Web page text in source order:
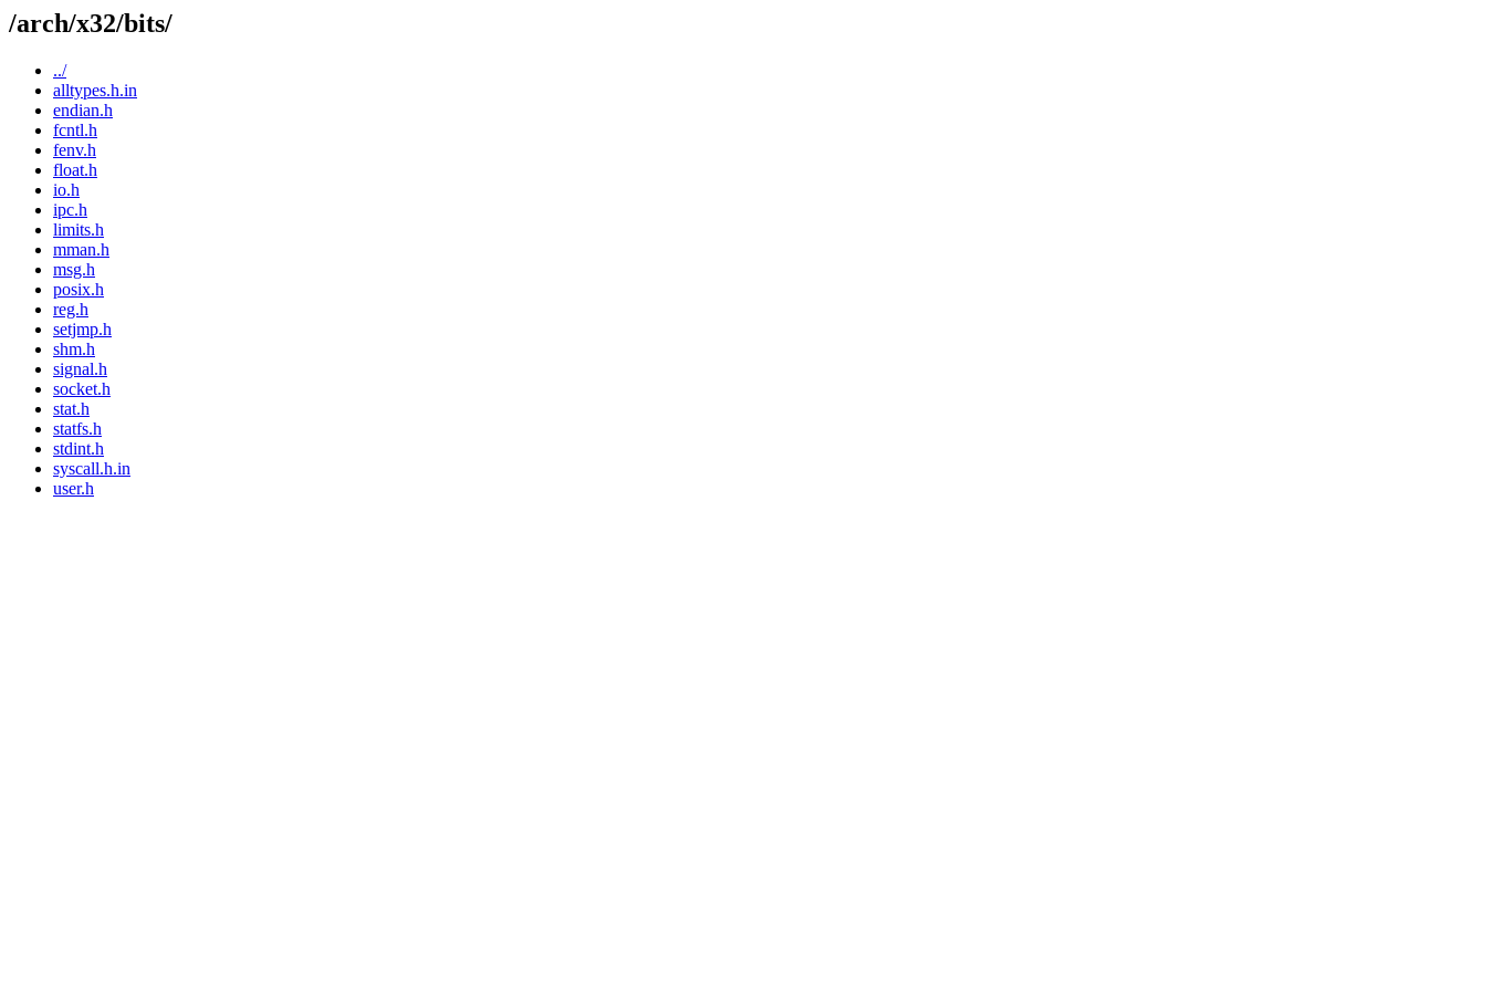
/arch/x32/bits/
../
alltypes.h.in
endian.h
fcntl.h
fenv.h
float.h
io.h
ipc.h
limits.h
mman.h
msg.h
posix.h
reg.h
setjmp.h
shm.h
signal.h
socket.h
stat.h
statfs.h
stdint.h
syscall.h.in
user.h